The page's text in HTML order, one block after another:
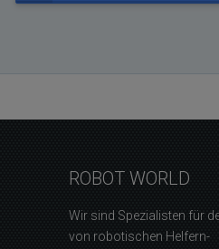
ROBOT WORLD
Wir sind Spezialisten für
von robotischen Helfern-